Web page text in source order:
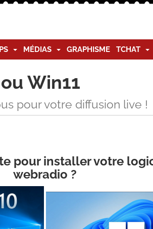
MÉDIAS GRAPHISME TCHAT
Win11
pour votre diffusion live !
pour installer votre
webradio ?